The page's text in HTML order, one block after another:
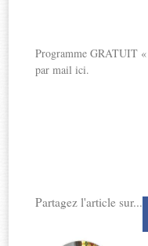
Programme GRATUIT
par mail ici.
Partagez l'article sur...